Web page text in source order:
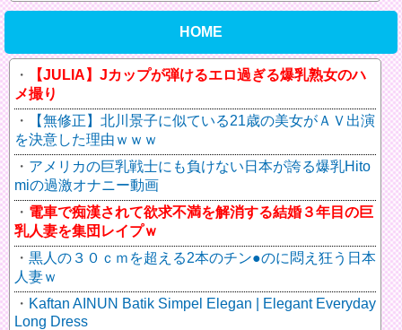
HOME
【JULIA】Jカップが弾けるエロ過ぎる爆乳熟女のハ
メ撮り
【無修正】北川景子に似ている21歳の美女がＡＶ出演
を決意した理由ｗｗｗ
アメリカの巨乳戦士にも負けない日本が誇る爆乳Hito
miの過激オナニー動画
電車で痴漢されて欲求不満を解消する結婚３年目の巨
乳人妻を集団レイプｗ
黒人の３０ｃｍを超える2本のチン●のに悶え狂う日本
人妻ｗ
Kaftan AINUN Batik Simpel Elegan | Elegant Everyday
Long Dress